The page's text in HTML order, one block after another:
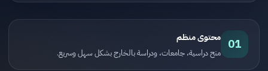
01 محتوى منظم
منح دراسية، جامعات، ودراسة بالخارج بشكل سهل وسريع.